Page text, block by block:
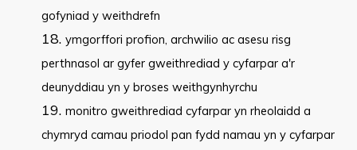
gofyniad y weithdrefn
ymgorffori profion, archwilio ac asesu risg
perthnasol ar gyfer gweithrediad y cyfarpar a'r
deunyddiau yn y broses weithgynhyrchu
monitro gweithrediad cyfarpar yn rheolaidd a
chymryd camau priodol pan fydd namau yn y cyfarpar